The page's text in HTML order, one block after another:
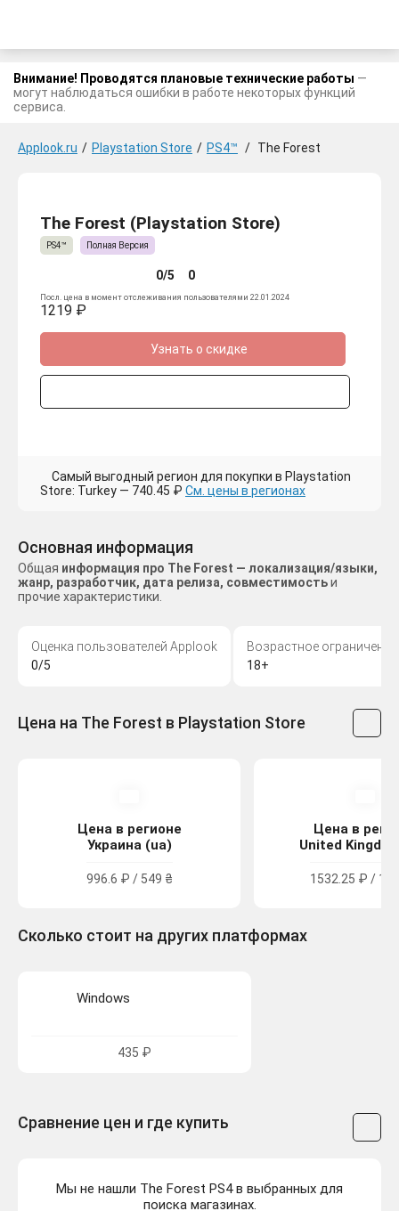
Внимание! Проводятся плановые технические работы —
могут наблюдаться ошибки в работе некоторых функций
сервиса.
Applook.ru / Playstation Store / PS4™ / The Forest
The Forest (Playstation Store)
PS4™ Полная Версия
0/5 0
Посл. цена в момент отслеживания пользователями 22.01.2024
1219 ₽
Узнать о скидке
Самый выгодный регион для покупки в Playstation
Store: Turkey — 740.45 ₽ См. цены в регионах
Основная информация
Общая информация про The Forest — локализация/языки,
жанр, разработчик, дата релиза, совместимостьи
прочие характеристики.
Оценка пользователей Applook
0/5
Возрастное ограничение
18+
Цена на The Forest в Playstation Store
Цена в регионе
Украина (ua)
996.6 ₽ / 549 ₴
Цена в
United
1532.25 ₽ /
Сколько стоит на других платформах
Windows
435 ₽
Сравнение цен и где купить
Мы не нашли The Forest PS4 в выбранных для
поиска магазинах.